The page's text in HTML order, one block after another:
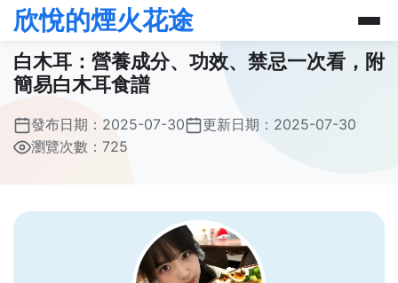
欣悅的煙火花途
白木耳：營養成分、功效、禁忌一次看，附
簡易白木耳食譜
發布日期： 2025-07-30 更新日期： 2025-07-30
瀏覽次數：725